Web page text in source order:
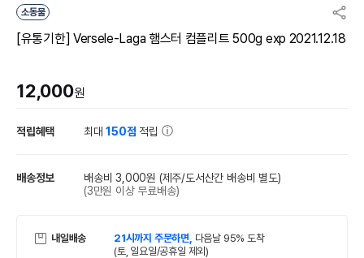
소동물
[유통기한] Versele-Laga 햄스터 컴플리트 500g exp 2021.12.18
12,000원
적립혜택 최대150점 적립
배송정보 배송비 3,000원 (제주/도서산간 배송비 별도)
(3만원 이상 무료배송)
내일배송 21시까지 주문하면, 다음날 95% 도착
(토, 일요일/공휴일 제외)